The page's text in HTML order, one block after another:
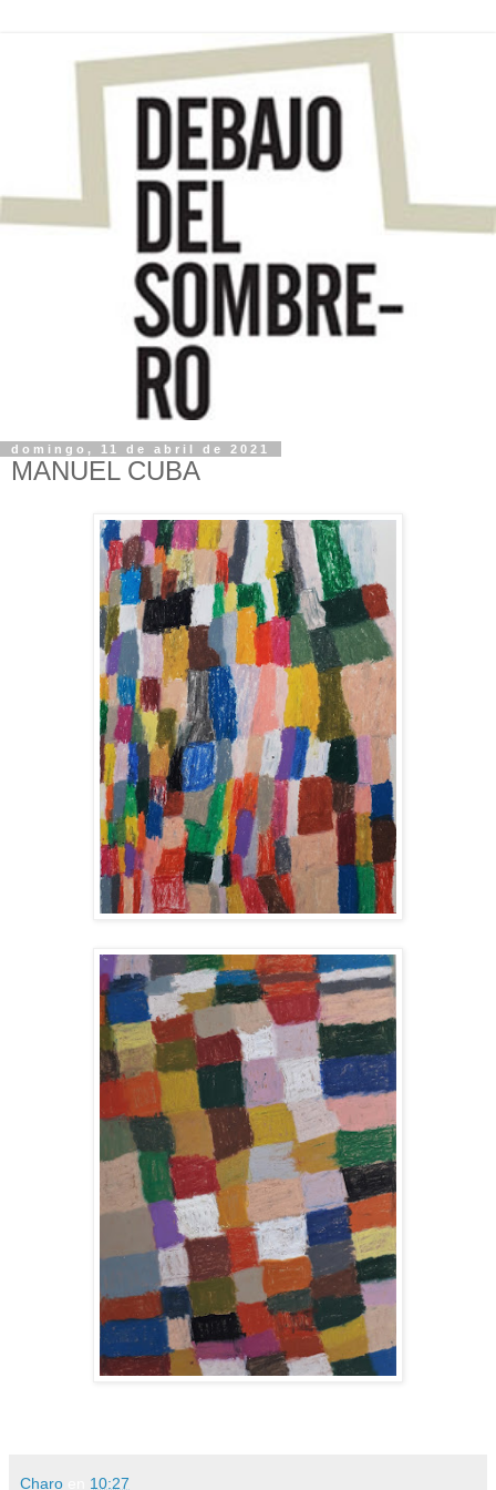
domingo, 11 de abril de 2021
MANUEL CUBA
Charo 10:27